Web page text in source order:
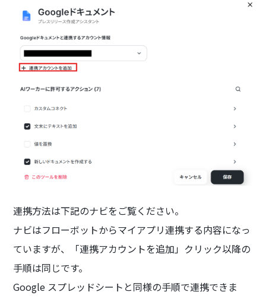
連携方法は下記のナビをご覧ください。
ナビはフローボットからマイアプリ連携する内容になっ
ていますが、「連携アカウントを追加」クリック以降の
手順は同じです。
Google スプレッドシートと同様の手順で連携できま